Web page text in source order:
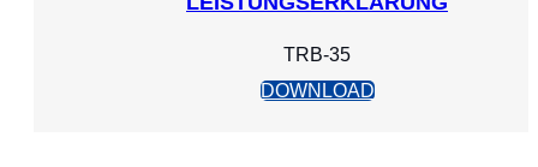
TRB-35
DOWNLOAD